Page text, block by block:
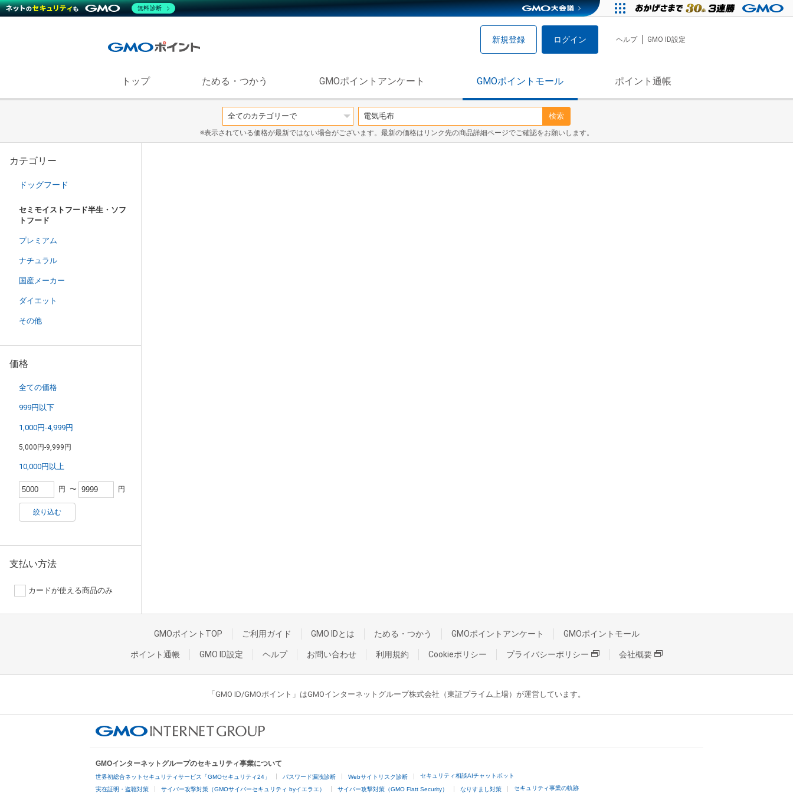
新規登録 ログイン ヘルプ GMO ID設定
トップ ためる・つかう GMOポイントアンケート GMOポイントモール ポイント通帳
検索
※表示されている価格が最新ではない場合がございます。最新の価格はリンク先の商品詳細ページでご確認をお願いします。
カテゴリー
ドッグフード
セミモイストフード半生・ソフ
トフード
プレミアム
ナチュラル
国産メーカー
ダイエット
その他
価格
全ての価格
999円以下
1,000円-4,999円
5,000円-9,999円
10,000円以上
円 〜 円
絞り込む
支払い方法
カードが使える商品のみ
GMOポイントTOP ご利用ガイド GMO IDとは ためる・つかう GMOポイントアンケート GMOポイントモール
ポイント通帳 GMO ID設定 ヘルプ お問い合わせ 利用規約 Cookieポリシー プライバシーポリシー 会社概要
「GMO ID/GMOポイント」はGMOインターネットグループ株式会社（東証プライム上場）が運営しています。
GMOインターネットグループのセキュリティ事業について
世界初総合ネットセキュリティサービス「GMOセキュリティ24」 パスワード漏洩診断 Webサイトリスク診断 セキュリティ相談AIチャットボット
実在証明・盗聴対策 サイバー攻撃対策（GMOサイバーセキュリティ byイエラエ） サイバー攻撃対策（GMO Flatt Security） なりすまし対策 セキュリティ事業の軌跡
無料診断